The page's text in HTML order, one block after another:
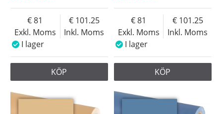
Exkl. Moms
81
Inkl. Moms
101.25
I lager
KÖP
Exkl. Moms
81
Inkl. Moms
101.25
I lager
KÖP